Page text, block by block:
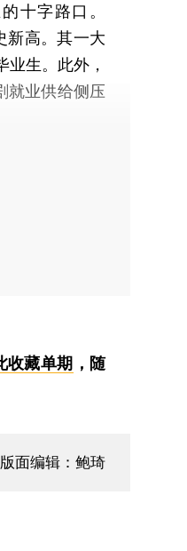
十字路口。
新高。其一大
生。此外，
就业供给侧压
收藏单期 ，随
版面编辑：鲍琦